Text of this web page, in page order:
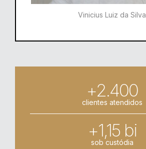
Vinicius Luiz da Silva
+2.400
clientes atendidos
+1,15 bi
sob custódia